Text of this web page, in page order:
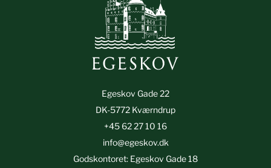
Egeskov Gade 22
DK-5772 Kværndrup
+45 62 27 10 16
info@egeskov.dk
Godskontoret: Egeskov Gade 18